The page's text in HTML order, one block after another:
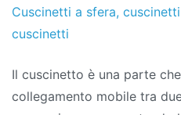
Cuscinetti a sfera,
cuscinetti
Il cuscinetto è una parte
collegamento mobile tra